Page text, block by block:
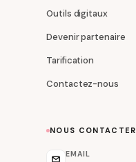
Outils digitaux
Devenir partenaire
Tarification
Contactez-nous
NOUS CONTACTER
EMAIL